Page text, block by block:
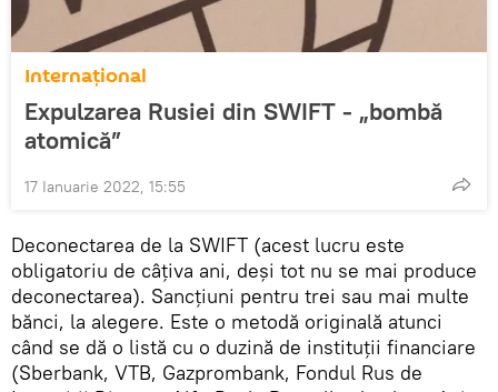
Internaţional
Expulzarea Rusiei din SWIFT - „bombă
atomică”
17 Ianuarie 2022, 15:55
Deconectarea de la SWIFT (acest lucru este
obligatoriu de câțiva ani, deși tot nu se mai produce
deconectarea). Sancțiuni pentru trei sau mai multe
bănci, la alegere. Este o metodă originală atunci
când se dă o listă cu o duzină de instituții financiare
(Sberbank, VTB, Gazprombank, Fondul Rus de